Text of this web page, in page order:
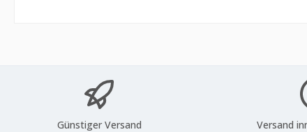
Günstiger Versand Versand